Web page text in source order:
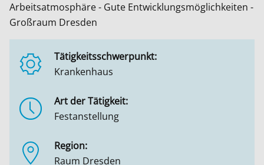
Arbeitsatmosphäre - Gute Entwicklungsmöglichkeiten -
Großraum Dresden
Tätigkeitsschwerpunkt:
Krankenhaus
Art der Tätigkeit:
Festanstellung
Region:
Raum Dresden